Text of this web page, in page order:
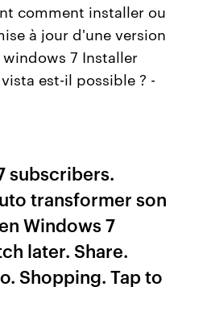
comment installer ou
à jour d'une version
7 Installer
est-il possible ? -
subscribers.
transformer son
Windows 7
later. Share.
Shopping. Tap to